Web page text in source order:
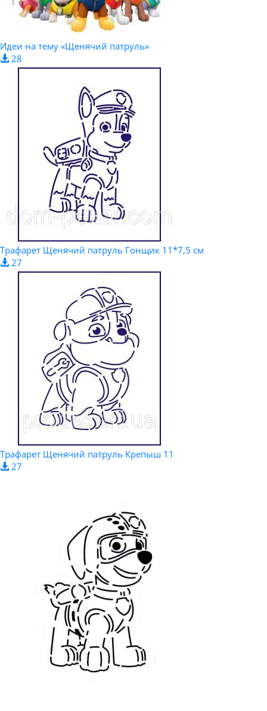
Идеи на тему «Щенячий патруль»
28
Трафарет Щенячий патруль Гонщик 11*7,5 см
27
Трафарет Щенячий патруль Крепыш 11
27